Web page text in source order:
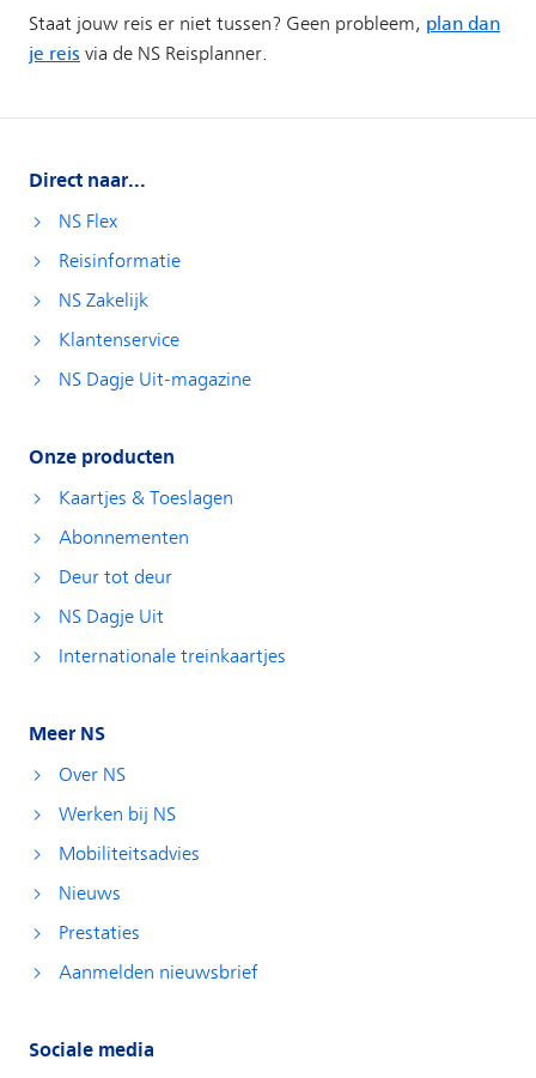
Direct naar...
NS Flex
Reisinformatie
NS Zakelijk
Klantenservice
NS Dagje Uit-magazine
Onze producten
Kaartjes & Toeslagen
Abonnementen
Deur tot deur
NS Dagje Uit
Internationale treinkaartjes
Meer NS
Over NS
Werken bij NS
Mobiliteitsadvies
Nieuws
Prestaties
Aanmelden nieuwsbrief
Sociale media